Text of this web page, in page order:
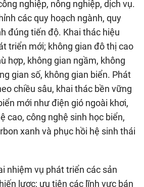
nghiệp, nông nghiệp, dịch vụ.
các quy hoạch ngành, quy
đúng tiến độ. Khai thác hiệu
triển mới; không gian đô thị cao
hợp, không gian ngầm, không
gian số, không gian biển. Phát
chiều sâu, khai thác bền vững
mới như điện gió ngoài khơi,
cao, công nghệ sinh học biển,
xanh và phục hồi hệ sinh thái
nhiệm vụ phát triển các sản
lược; ưu tiên các lĩnh vực bán